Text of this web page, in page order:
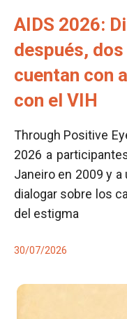
AIDS 2026:
después,
cuentan con
con el VIH
Through Positive
2026 a
Janeiro en 2009 y
dialogar sobre los
del estigma
30/07/2026